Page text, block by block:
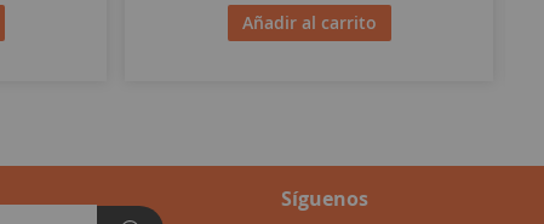
Añadir al carrito
Síguenos